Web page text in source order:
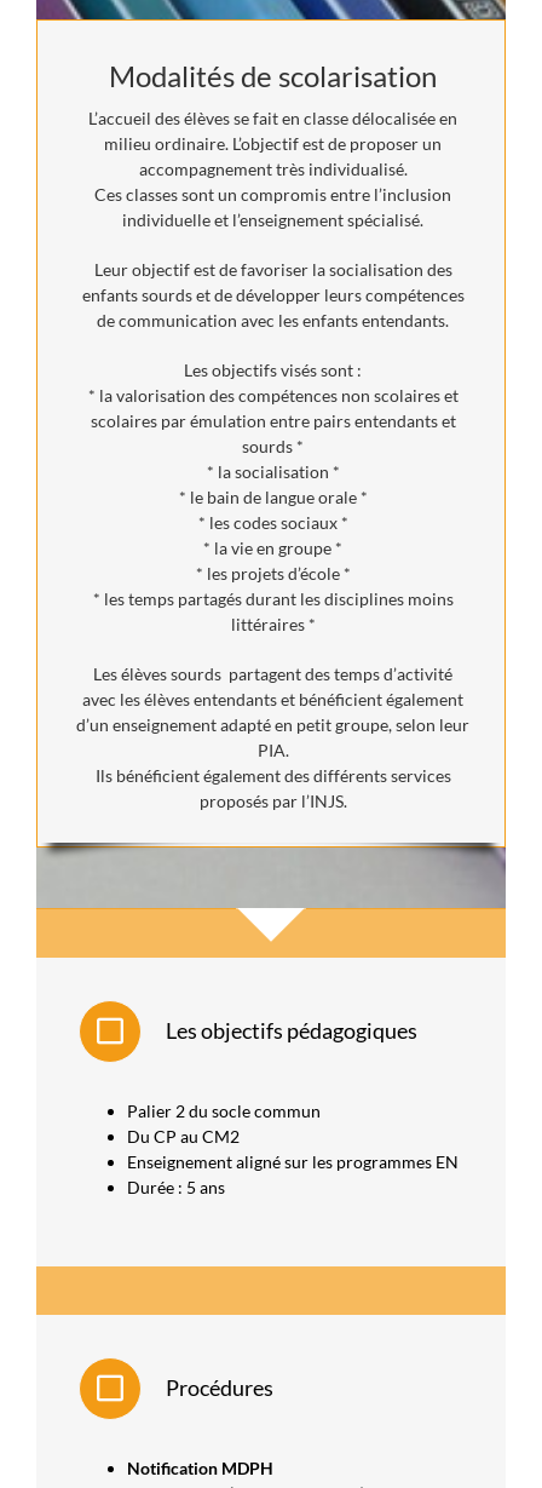
Modalités de scolarisation
L’accueil des élèves se fait en classe délocalisée en
milieu ordinaire. L’objectif est de proposer un
accompagnement très individualisé.
Ces classes sont un compromis entre l’inclusion
individuelle et l’enseignement spécialisé.
Leur objectif est de favoriser la socialisation des
enfants sourds et de développer leurs compétences
de communication avec les enfants entendants.
Les objectifs visés sont :
* la valorisation des compétences non scolaires et
scolaires par émulation entre pairs entendants et
sourds *
* la socialisation *
* le bain de langue orale *
* les codes sociaux *
* la vie en groupe *
* les projets d’école *
* les temps partagés durant les disciplines moins
littéraires *
Les élèves sourds partagent des temps d’activité
avec les élèves entendants et bénéficient également
d’un enseignement adapté en petit groupe, selon leur
PIA.
Ils bénéficient également des différents services
proposés par l’INJS.
Les objectifs pédagogiques
Palier 2 du socle commun
Du CP au CM2
Enseignement aligné sur les programmes EN
Durée : 5 ans
Procédures
Notification MDPH